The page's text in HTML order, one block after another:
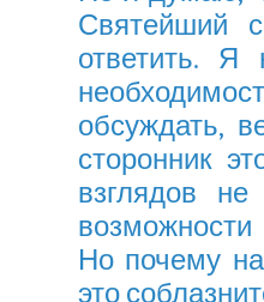
Святейший
ответить.
обсуждать,
сторонник
взглядов
Но почему
это